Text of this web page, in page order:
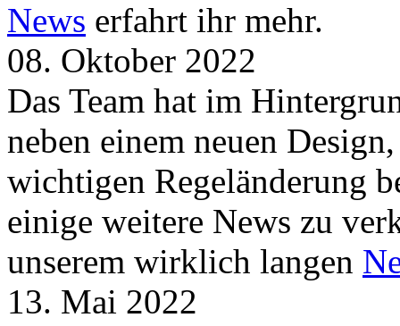
News erfahrt ihr mehr.
08. Oktober 2022
Das Team hat im
neben einem neuen
wichtigen Regeländerung
einige weitere News zu
unserem wirklich langen
13. Mai 2022